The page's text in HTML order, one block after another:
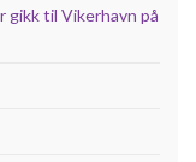
gikk til Vikerhavn på